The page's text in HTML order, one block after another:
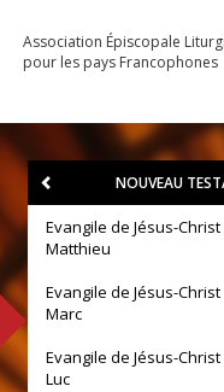
Association Épiscopale
pour les pays Francophones
NOUVEAU
Evangile de Jésus-
Matthieu
Evangile de Jésus-
Marc
Evangile de Jésus-
Luc